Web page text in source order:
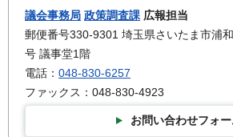
議会事務局 政策調査課 広報担当
郵便番号330-9301 埼玉県さいたま市浦
号 議事堂1階
電話： 048-830-6257
ファックス：048-830-4923
お問い合わせフォー